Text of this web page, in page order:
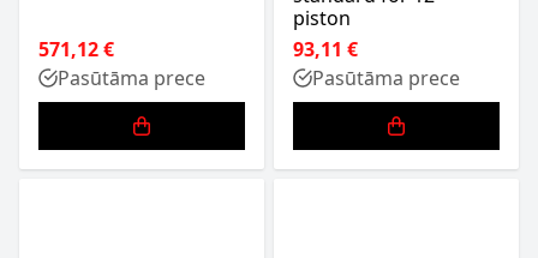
571,12 €
Pasūtāma prece
piston
93,11 €
Pasūtāma prece